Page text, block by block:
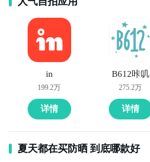
in
199.2万
详情
B612咔叽
275.2万
详情
夏天都在买防晒 到底哪款好